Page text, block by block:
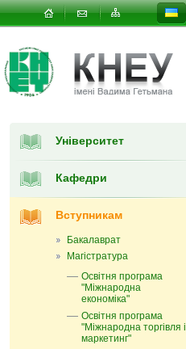
Університет
Кафедри
Вступникам
Бакалаврат
Магістратура
Освітня програма
"Міжнародна
економіка"
Освітня програма
"Міжнародна торгівля і
маркетинг"